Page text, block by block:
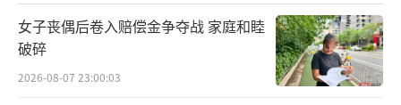
女子丧偶后卷入赔偿金争夺战 家庭和睦
破碎
2026-08-07 23:00:03